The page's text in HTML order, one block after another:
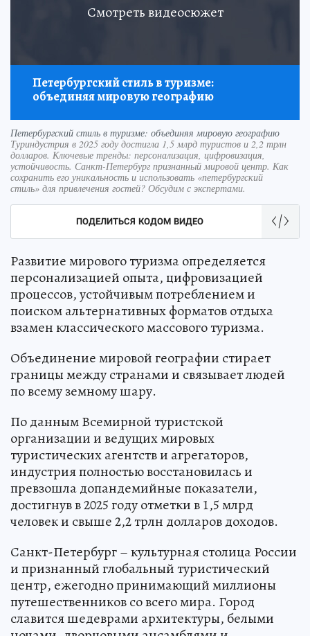
Смотреть видеосюжет
Петербургский стиль в туризме:
объединяя мировую географию
Петербургский стиль в туризме: объединяя мировую географию
Туриндустрия в 2025 году достигла 1,5 млрд туристов и 2,2 трлн
долларов. Ключевые тренды: персонализация, цифровизация,
устойчивость. Санкт-Петербург признанный мировой центр. Как
сохранить его уникальность и использовать «петербургский
стиль» для привлечения гостей? Обсудим с экспертами.
ПОДЕЛИТЬСЯ КОДОМ ВИДЕО
Развитие мирового туризма определяется
персонализацией опыта, цифровизацией
процессов, устойчивым потреблением и
поиском альтернативных форматов отдыха
взамен классического массового туризма.
Объединение мировой географии стирает
границы между странами и связывает людей
по всему земному шару.
По данным Всемирной туристской
организации и ведущих мировых
туристических агентств и агрегаторов,
индустрия полностью восстановилась и
превзошла допандемийные показатели,
достигнув в 2025 году отметки в 1,5 млрд
человек и свыше 2,2 трлн долларов доходов.
Санкт-Петербург – культурная столица России
и признанный глобальный туристический
центр, ежегодно принимающий миллионы
путешественников со всего мира. Город
славится шедеврами архитектуры, белыми